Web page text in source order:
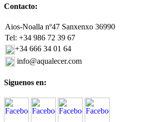
Contacto:
Aios-Noalla nº47 Sanxenxo 36990
Tel: +34 986 72 39 67
+34 666 34 01 64
info@aqualecer.com
Siguenos en: